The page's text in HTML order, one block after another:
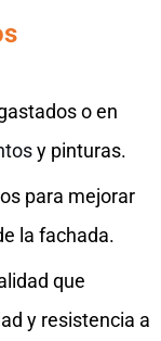
o en
y pinturas.
para mejorar
la fachada.
que
y resistencia a